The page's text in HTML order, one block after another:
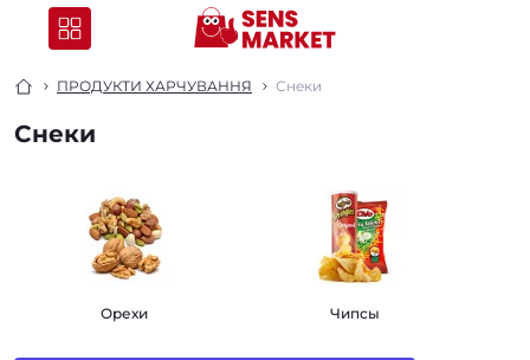
ПРОДУКТИ ХАРЧУВАННЯ Снеки
Снеки
Орехи Чипсы